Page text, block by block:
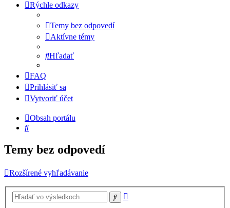
Rýchle odkazy
Temy bez odpovedí
Aktívne témy
Hľadať
FAQ
Prihlásiť sa
Vytvoriť účet
Obsah portálu
Hľadať
Temy bez odpovedí
Rozšírené vyhľadávanie
Hľadať